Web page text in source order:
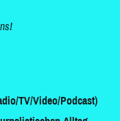
TV/Video/Podcast)